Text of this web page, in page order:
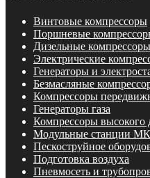
Винтовые компрессоры
Поршневые
Дизельные компрессоры
Электрические
Генераторы и
Безмасляные
Компрессоры
Генераторы газа
Компрессоры высокого
Модульные станции
Пескоструйное
Подготовка воздуха
Пневмосеть и